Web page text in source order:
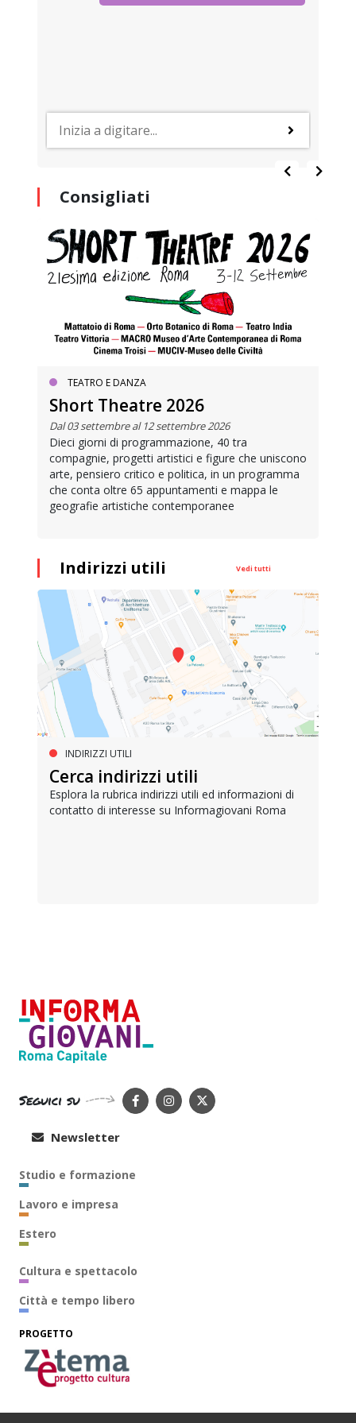
Consigliati
TEATRO E DANZA
Short Theatre 2026
Dal 03 settembre al 12 settembre 2026
Dieci giorni di programmazione, 40 tra
compagnie, progetti artistici e figure che uniscono
arte, pensiero critico e politica, in un programma
che conta oltre 65 appuntamenti e mappa le
geografie artistiche contemporanee
Indirizzi utili Vedi tutti
INDIRIZZI UTILI
Cerca indirizzi utili
Esplora la rubrica indirizzi utili ed informazioni di
contatto di interesse su Informagiovani Roma
Seguici su
Newsletter
Studio e formazione
Lavoro e impresa
Estero
Cultura e spettacolo
Città e tempo libero
PROGETTO